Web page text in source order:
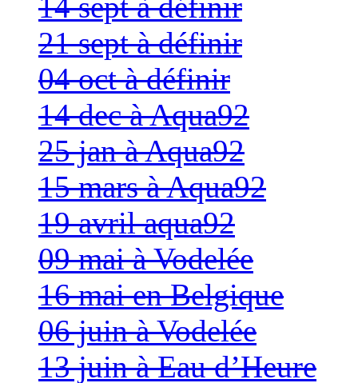
14 sept à définir
21 sept à définir
04 oct à définir
14 dec à Aqua92
25 jan à Aqua92
15 mars à Aqua92
19 avril aqua92
09 mai à Vodelée
16 mai en Belgique
06 juin à Vodelée
13 juin à Eau d’Heure